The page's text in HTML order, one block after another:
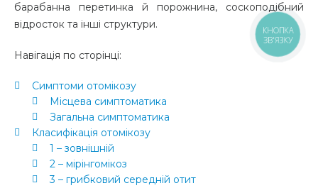
барабанна перетинка й порожнина, соскоподібний
відросток та інші структури.
Навігація по сторінці:
Симптоми отомікозу
Місцева симптоматика
Загальна симптоматика
Класифікація отомікозу
1 – зовнішній
2 – мірінгомікоз
3 – грибковий середній отит
КНОПКА
ЗВ'ЯЗКУ